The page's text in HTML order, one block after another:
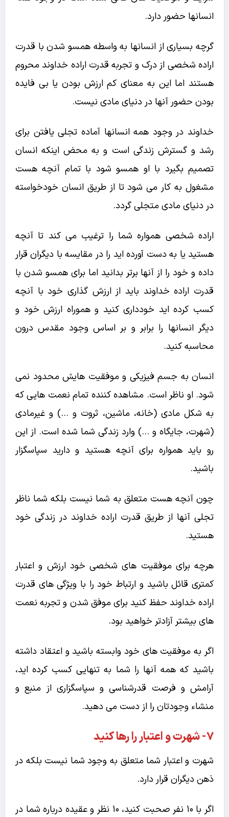
انسانها حضور دارد.
گرچه بسیاری از انسانها به واسطه همسو شدن با قدرت
اراده شخصی از درک و تجربه قدرت اراده خداوند محروم
هستند اما این به معنای کم ارزش بودن یا بی فایده
بودن حضور آنها در دنیای مادی نیست.
خداوند در وجود همه انسانها آماده تجلی یافتن برای
رشد و گسترش زندگی است و به محض اینکه انسان
تصمیم بگیرد با او همسو شود با تمام آنچه هست
مشغول به کار می شود تا از طریق انسان خودخواسته
در دنیای مادی متجلی گردد.
اراده شخصی همواره شما را ترغیب می کند تا آنچه
هستید یا به دست آورده اید را در مقایسه با دیگران قرار
داده و خود را از آنها برتر بدانید اما برای همسو شدن با
قدرت اراده خداوند باید از ارزش گذاری خود با آنچه
کسب کرده اید خودداری کنید و هموراه ارزش خود و
دیگر انسانها را برابر و بر اساس وجود مقدس درون
محاسبه کنید.
انسان به جسم فیزیکی و موفقیت هایش محدود نمی
شود. او ناظر است. مشاهده کننده تمام نعمت هایی که
به شکل مادی (خانه، ماشین، ثروت و …) و غیرمادی
(شهرت، جایگاه و …) وارد زندگی شما شده است. از این
رو باید همواره برای آنچه هستید و دارید سپاسگزار
باشید.
چون آنچه هست متعلق به شما نیست بلکه شما ناظر
تجلی آنها از طریق قدرت اراده خداوند در زندگی خود
هستید.
هرچه برای موفقیت های شخصی خود ارزش و اعتبار
کمتری قائل باشید و ارتباط خود را با ویژگی های قدرت
اراده خداوند حفظ کنید برای موفق شدن و تجربه نعمت
های بیشتر آزادتر خواهید بود.
اگر به موفقیت های خود وابسته باشید و اعتقاد داشته
باشید که همه آنها را شما به تنهایی کسب کرده اید،
آرامش و فرصت قدرشناسی و سپاسگزاری از منبع و
منشاء وجودتان را از دست می دهید.
۷- شهرت و اعتبار را رها کنید
شهرت و اعتبار شما متعلق به وجود شما نیست بلکه در
ذهن دیگران قرار دارد.
اگر با 10 نفر صحبت کنید، 10 نظر و عقیده درباره شما در